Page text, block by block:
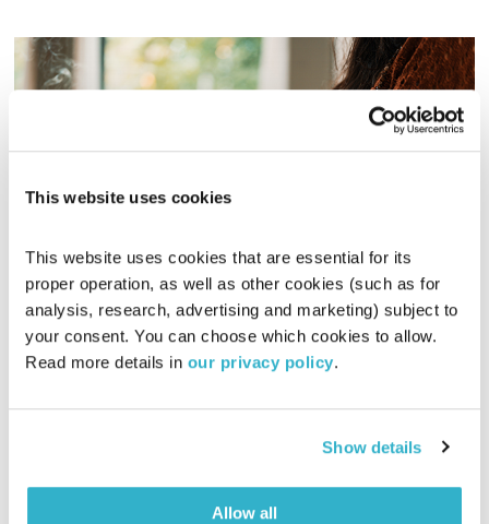
This website uses cookies
This website uses cookies that are essential for its
proper operation, as well as other cookies (such as for
analysis, research, advertising and marketing) subject to
your consent. You can choose which cookies to allow.
Read more details in our privacy policy.
Show details
Allow all
חכמת הזן – מדיטציה טיבטית
תרגול יומי
ניסים אמון
תרגולים יומיים קצרים עם זן מאסטר ניסים אמון – כלים לשלום